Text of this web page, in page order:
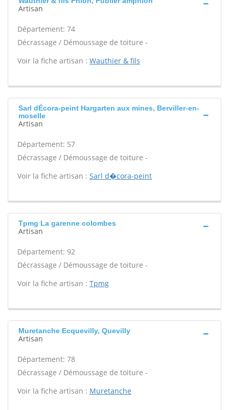
Artisan
Département: 74
Décrassage / Démoussage de toiture -
Voir la fiche artisan : Wauthier & fils
Sarl dÉcora-peint Hargarten aux mines, Berviller-en-
moselle
Artisan
Département: 57
Décrassage / Démoussage de toiture -
Voir la fiche artisan : Sarl d�cora-peint
Tpmg La garenne colombes
Artisan
Département: 92
Décrassage / Démoussage de toiture -
Voir la fiche artisan : Tpmg
Muretanche Ecquevilly, Quevilly
Artisan
Département: 78
Décrassage / Démoussage de toiture -
Voir la fiche artisan : Muretanche